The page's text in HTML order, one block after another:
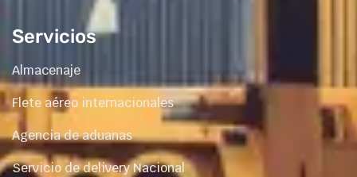
Servicios
Almacenaje
Flete aéreo internacionales
Agencia de aduanas
Servicio de delivery Nacional